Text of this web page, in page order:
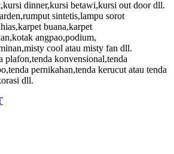
dinner,kursi betawi,kursi out door dll.
sintetis,lampu sorot
buana,karpet
angpao,podium,
cool atau misty fan dll.
plafon,tenda konvensional,tenda
pernikahan,tenda kerucut atau tenda
dll.